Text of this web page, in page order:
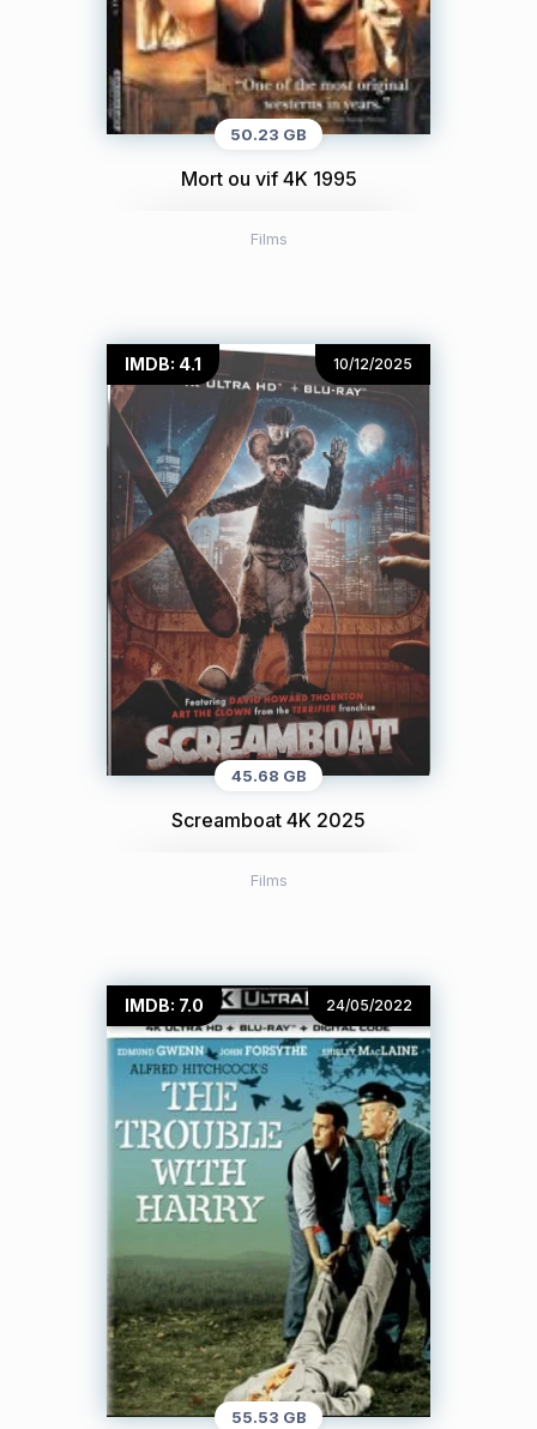
50.23 GB
Mort ou vif 4K 1995
Films
IMDB: 4.1 10/12/2025
45.68 GB
Screamboat 4K 2025
Films
IMDB: 7.0 24/05/2022
55.53 GB